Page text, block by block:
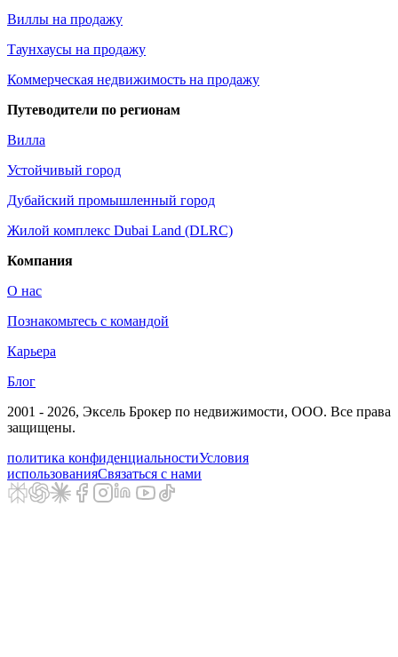
Виллы на продажу
Таунхаусы на продажу
Коммерческая недвижимость на продажу
Путеводители по регионам
Вилла
Устойчивый город
Дубайский промышленный город
Жилой комплекс Dubai Land (DLRC)
Компания
О нас
Познакомьтесь с командой
Карьера
Блог
2001 - 2026, Эксель Брокер по недвижимости, ООО. Все права
защищены.
политика конфиденциальностиУсловия
использованияСвязаться с нами